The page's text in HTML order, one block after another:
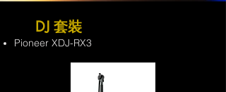
DJ 套裝
Pioneer XDJ-RX3